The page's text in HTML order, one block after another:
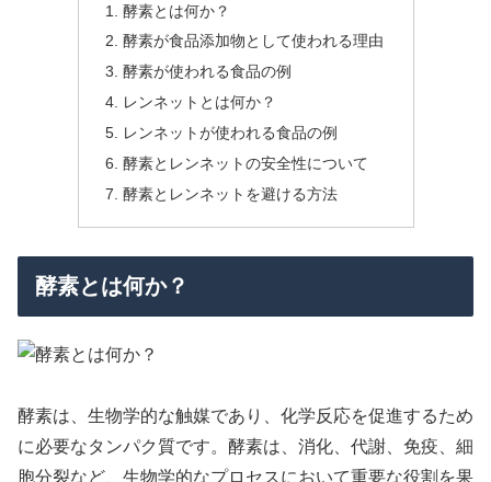
酵素とは何か？
酵素が食品添加物として使われる理由
酵素が使われる食品の例
レンネットとは何か？
レンネットが使われる食品の例
酵素とレンネットの安全性について
酵素とレンネットを避ける方法
酵素とは何か？
酵素は、生物学的な触媒であり、化学反応を促進するため
に必要なタンパク質です。酵素は、消化、代謝、免疫、細
胞分裂など、生物学的なプロセスにおいて重要な役割を果